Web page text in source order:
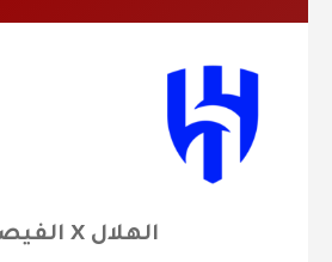
الهلال X الفيصلي